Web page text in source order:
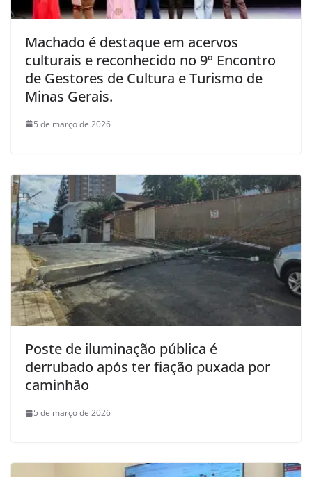
Machado é destaque em acervos
culturais e reconhecido no 9º Encontro
de Gestores de Cultura e Turismo de
Minas Gerais.
5 de março de 2026
Poste de iluminação pública é
derrubado após ter fiação puxada por
caminhão
5 de março de 2026